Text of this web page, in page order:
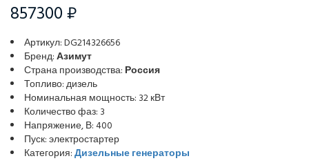
857300 ₽
Артикул: DG214326656
Бренд:Азимут
Страна производства: Россия
Топливо: дизель
Номинальная мощность: 32 кВт
Количество фаз: 3
Напряжение, В: 400
Пуск: электростартер
Категория:Дизельные генераторы